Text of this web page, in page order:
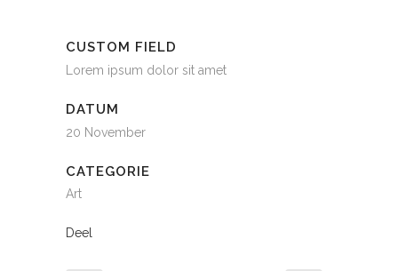
CUSTOM FIELD
Lorem ipsum dolor sit amet
DATUM
20 November
CATEGORIE
Art
Deel